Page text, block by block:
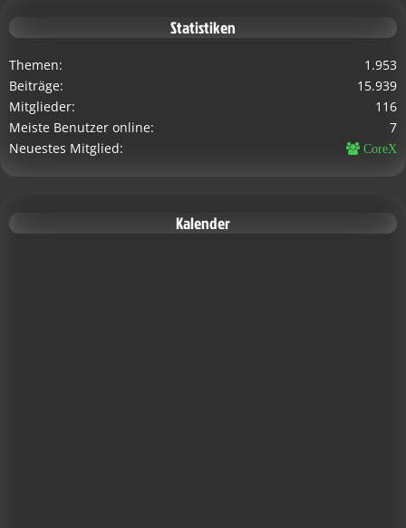
Statistiken
Themen
1.953
Beiträge
15.939
Mitglieder
116
Meiste Benutzer online
7
Neuestes Mitglied
CoreX
Kalender